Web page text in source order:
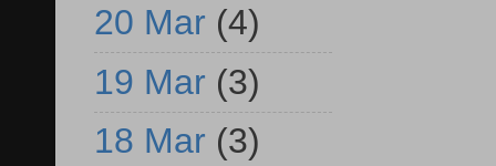
20 Mar (4)
19 Mar (3)
18 Mar (3)